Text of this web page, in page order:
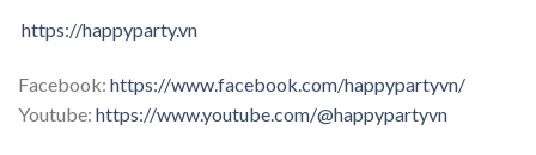
https://happyparty.vn
Facebook: https://www.facebook.com/happypartyvn/
Youtube: https://www.youtube.com/@happypartyvn